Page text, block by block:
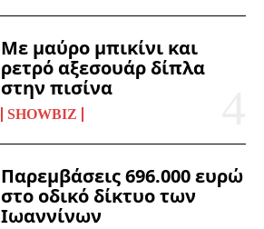
Με μαύρο μπικίνι και
ρετρό αξεσουάρ δίπλα
στην πισίνα
SHOWBIZ
Παρεμβάσεις 696.000 ευρώ
στο οδικό δίκτυο των
Ιωαννίνων